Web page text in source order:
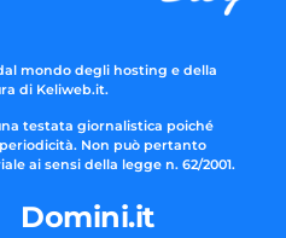
mondo degli hosting e della
di Keliweb.it.
testata giornalistica poiché
Non può pertanto
ai sensi della legge n. 62/2001.
Domini.it